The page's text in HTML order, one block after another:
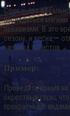
Сочи — это
насладиться
пейзажами. В это
сезону, и весна —
наплыва туристов.
Пример:
Проведите время
окрестные горы,
прекрасными